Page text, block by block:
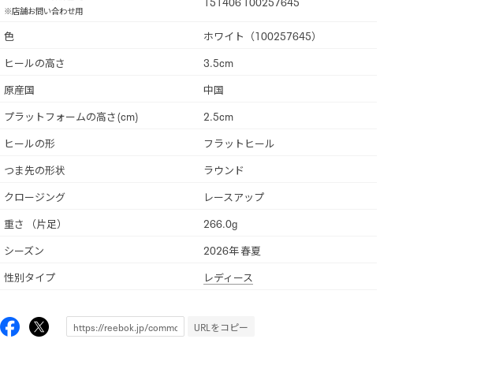
※店舗お問い合わせ用
色
ホワイト（100257645）
ヒールの高さ
3.5cm
原産国
中国
プラットフォームの高さ(cm)
2.5cm
ヒールの形
フラットヒール
つま先の形状
ラウンド
クロージング
レースアップ
重さ
（片足）
266.0g
シーズン
2026年 春夏
性別タイプ
レディース
URLをコピー